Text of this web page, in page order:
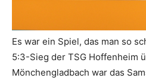
Es war ein Spiel, das man so
5:3-Sieg der TSG Hoffenheim
Mönchengladbach war das